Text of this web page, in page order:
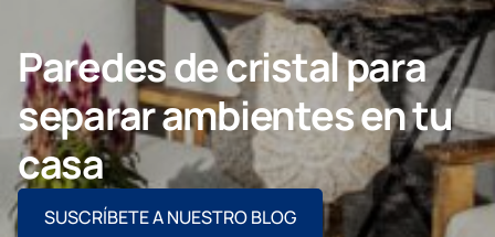
Profesionales
PIDE ASESORAMIENTO AQUÍ
Paredes de cristal para
separar ambientes en tu
casa
SUSCRÍBETE A NUESTRO BLOG